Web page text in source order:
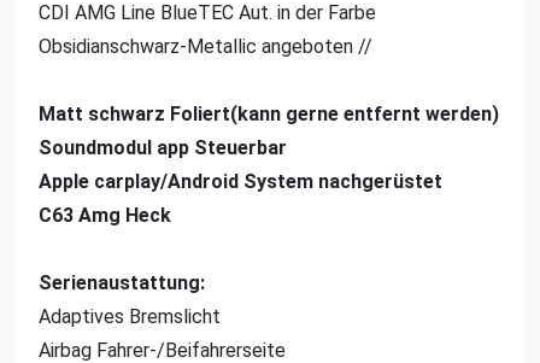
CDI AMG Line BlueTEC Aut. in der Farbe
Obsidianschwarz-Metallic angeboten //
Matt schwarz Foliert(kann gerne entfernt werden)
Soundmodul app Steuerbar
Apple carplay/Android System nachgerüstet
C63 Amg Heck
Serienaustattung:
Adaptives Bremslicht
Airbag Fahrer-/Beifahrerseite